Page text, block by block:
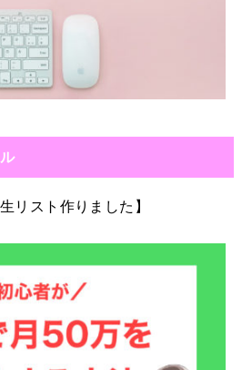
リスト作りました】